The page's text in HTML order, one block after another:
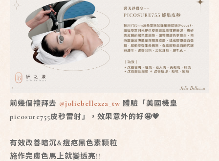
前幾個禮拜去 @joliebellezza_tw 體驗「美國機皇
picosure755皮秒雷射」，效果意外的好🤩💗
有效改善暗沉&痘疤黑色素顆粒
施作完膚色馬上就變透亮!!